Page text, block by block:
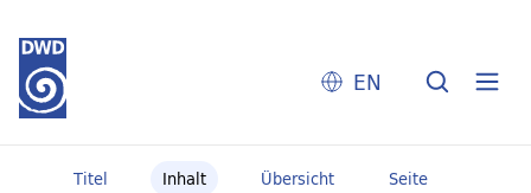
EN
Titel Inhalt Übersicht Seite